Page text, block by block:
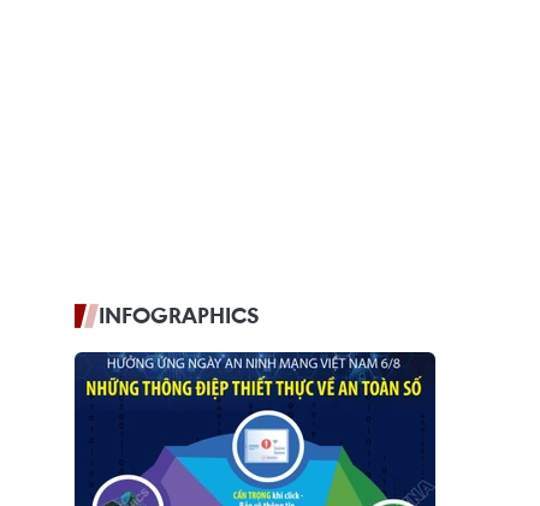
INFOGRAPHICS